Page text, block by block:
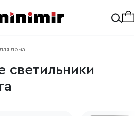
дома
светильники